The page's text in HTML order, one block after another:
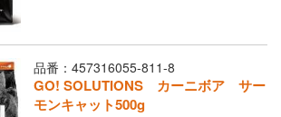
品番：457316055-811-8
GO! SOLUTIONS カーニボア サー
モンキャット500g